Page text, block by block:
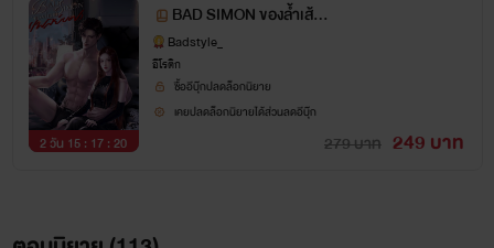
2 วัน 15 : 17 : 20
BAD SIMON ของล้ำเส้น(เ
พลย์บอย)
Badstyle_
อีโรติก
ซื้ออีบุ๊กปลดล็อกนิยาย
เคยปลดล็อกนิยายได้ส่วนลดอีบุ๊ก
279 บาท 249 บาท